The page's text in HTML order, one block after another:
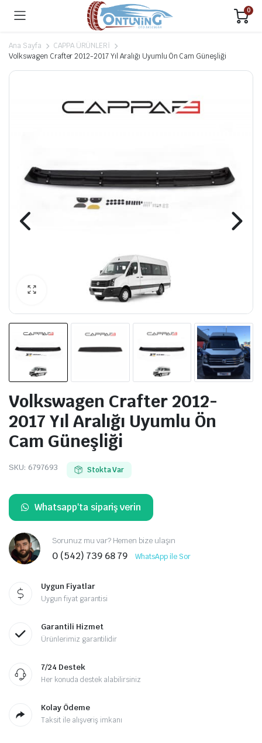
0
Ana Sayfa
CAPPA ÜRÜNLERİ
Volkswagen Crafter 2012-2017 Yıl Aralığı Uyumlu Ön Cam Güneşliği
Volkswagen Crafter 2012-
2017 Yıl Aralığı Uyumlu Ön
Cam Güneşliği
SKU: 6797693 Stokta Var
Whatsapp'ta sipariş verin
Sorunuz mu var? Hemen bize ulaşın
0 (542) 739 68 79 WhatsApp ile Sor
Uygun Fiyatlar
Uygun fiyat garantisi
Garantili Hizmet
Ürünlerimiz garantilidir
7/24 Destek
Her konuda destek alabilirsiniz
Kolay Ödeme
Taksit ile alışveriş imkanı